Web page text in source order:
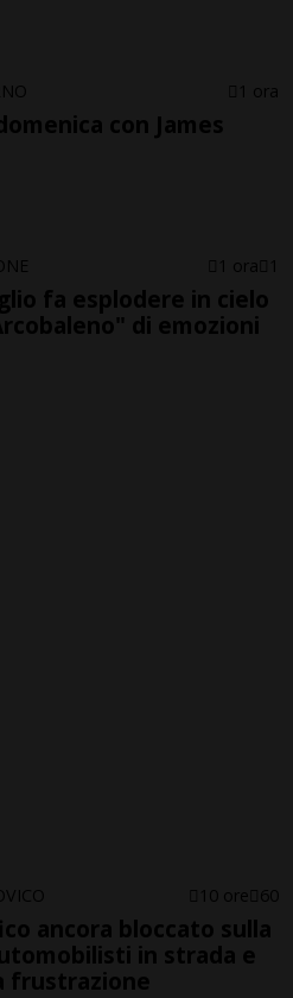
1 ora
con James
1 ora 1
fa esplodere in cielo
di emozioni
10 ore 60
ancora bloccato sulla
in strada e
frustrazione